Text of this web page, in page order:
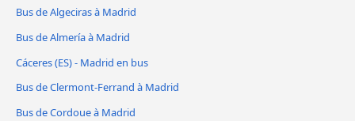
Bus de Algeciras à Madrid
Bus de Almería à Madrid
Cáceres‎ (ES) - Madrid en bus
Bus de Clermont-Ferrand à Madrid
Bus de Cordoue à Madrid